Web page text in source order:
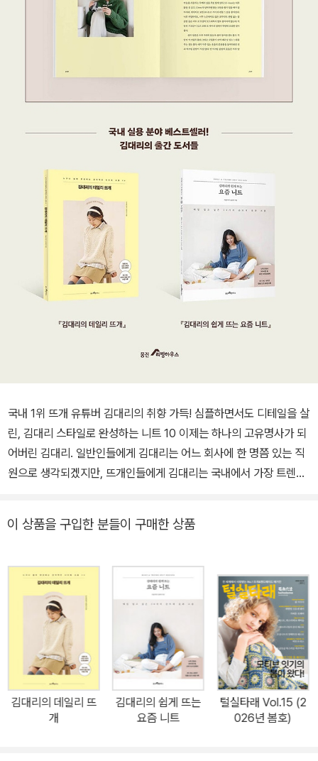
국내 1위 뜨개 유튜버 김대리의 취향 가득! 심플하면서도 디테일을 살
린, 김대리 스타일로 완성하는 니트 10 이제는 하나의 고유명사가 되
어버린 김대리. 일반인들에게 김대리는 어느 회사에 한 명쯤 있는 직
원으로 생각되겠지만, 뜨개인들에게 김대리는 국내에서 가장 트렌디
“지금 입고 있는 니트는 어떤 도안인가요?” 하는 질문이 빗발친다.
선택하고 “나는 김대리에게 뜨개를 배웠다”라는 자랑을 빼놓지 않는
은 무엇보다 매일 입을 수 있는 ‘웨어러블한 디자인’ 때문일 것이다.
친구를 만날 때, 출근할 때, 학교에 갈 때, 무거운 자리나 가벼운 자리
어디든 가리지 않고 입을 수 있는 디자인이라는 것이 김대리 작품의
가장 큰 강점이다. 뜨개하는 사람의 입장에서 고심하고 명확한 용도
와 필요성을 갖고 만든 10가지 뜨개 도안을 통해, 내가 정말 원하는
것을 뜰 수 있다. 이번 책에도 김대리만의 심플하고 예쁜 디자인이 가
이 상품을 구입한 분들이 구매한 상품
김대리의 데일리 뜨
개
김대리의 쉽게 뜨는
요즘 니트
털실타래 Vol.15 (2
026년 봄호)